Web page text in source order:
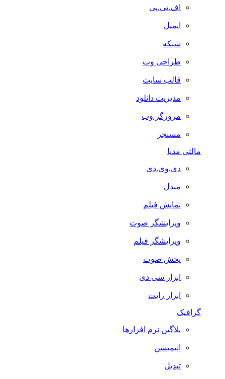
اف.تی.پی
ایمیل
شبکه
طراحی وب
قالب سایت
مدیریت دانلود
مرورگر وب
مسنجر
مالتی مدیا
دی.وی.دی
مبدل
نمایش فیلم
ویرایشگر صوت
ویرایشگر فیلم
پخش صوت
ابزار سی دی
ابزار رایت
گرافیک
پلاگین نرم افزارها
انیمیشن
تبدیل